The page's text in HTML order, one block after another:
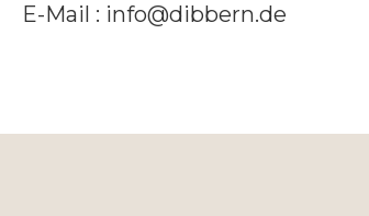
E-Mail : info@dibbern.de